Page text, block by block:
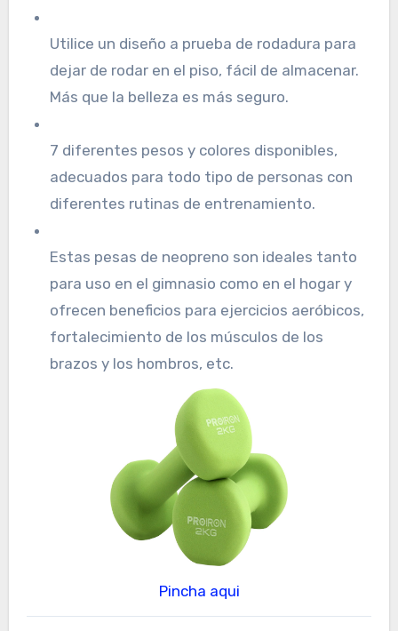
Utilice un diseño a prueba de rodadura para
dejar de rodar en el piso, fácil de almacenar.
Más que la belleza es más seguro.
7 diferentes pesos y colores disponibles,
adecuados para todo tipo de personas con
diferentes rutinas de entrenamiento.
Estas pesas de neopreno son ideales tanto
para uso en el gimnasio como en el hogar y
ofrecen beneficios para ejercicios aeróbicos,
fortalecimiento de los músculos de los
brazos y los hombros, etc.
Pincha aqui